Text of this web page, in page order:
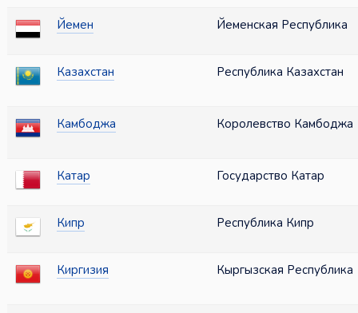
Йемен Йеменская Республика
Казахстан Республика Казахстан
Камбоджа Королевство Камбоджа
Катар Государство Катар
Кипр Республика Кипр
Киргизия Кыргызская Республика